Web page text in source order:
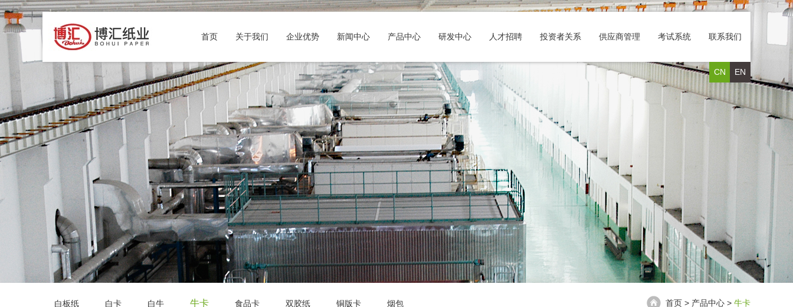
首页 关于我们 企业优势 新闻中心 产品中心 研发中心 人才招聘 投资者关系 供应商管理 考试系统 联系我们
CN EN
白板纸 白卡 白牛 牛卡 食品卡 双胶纸 铜版卡 烟包 首页 > 产品中心 > 牛卡